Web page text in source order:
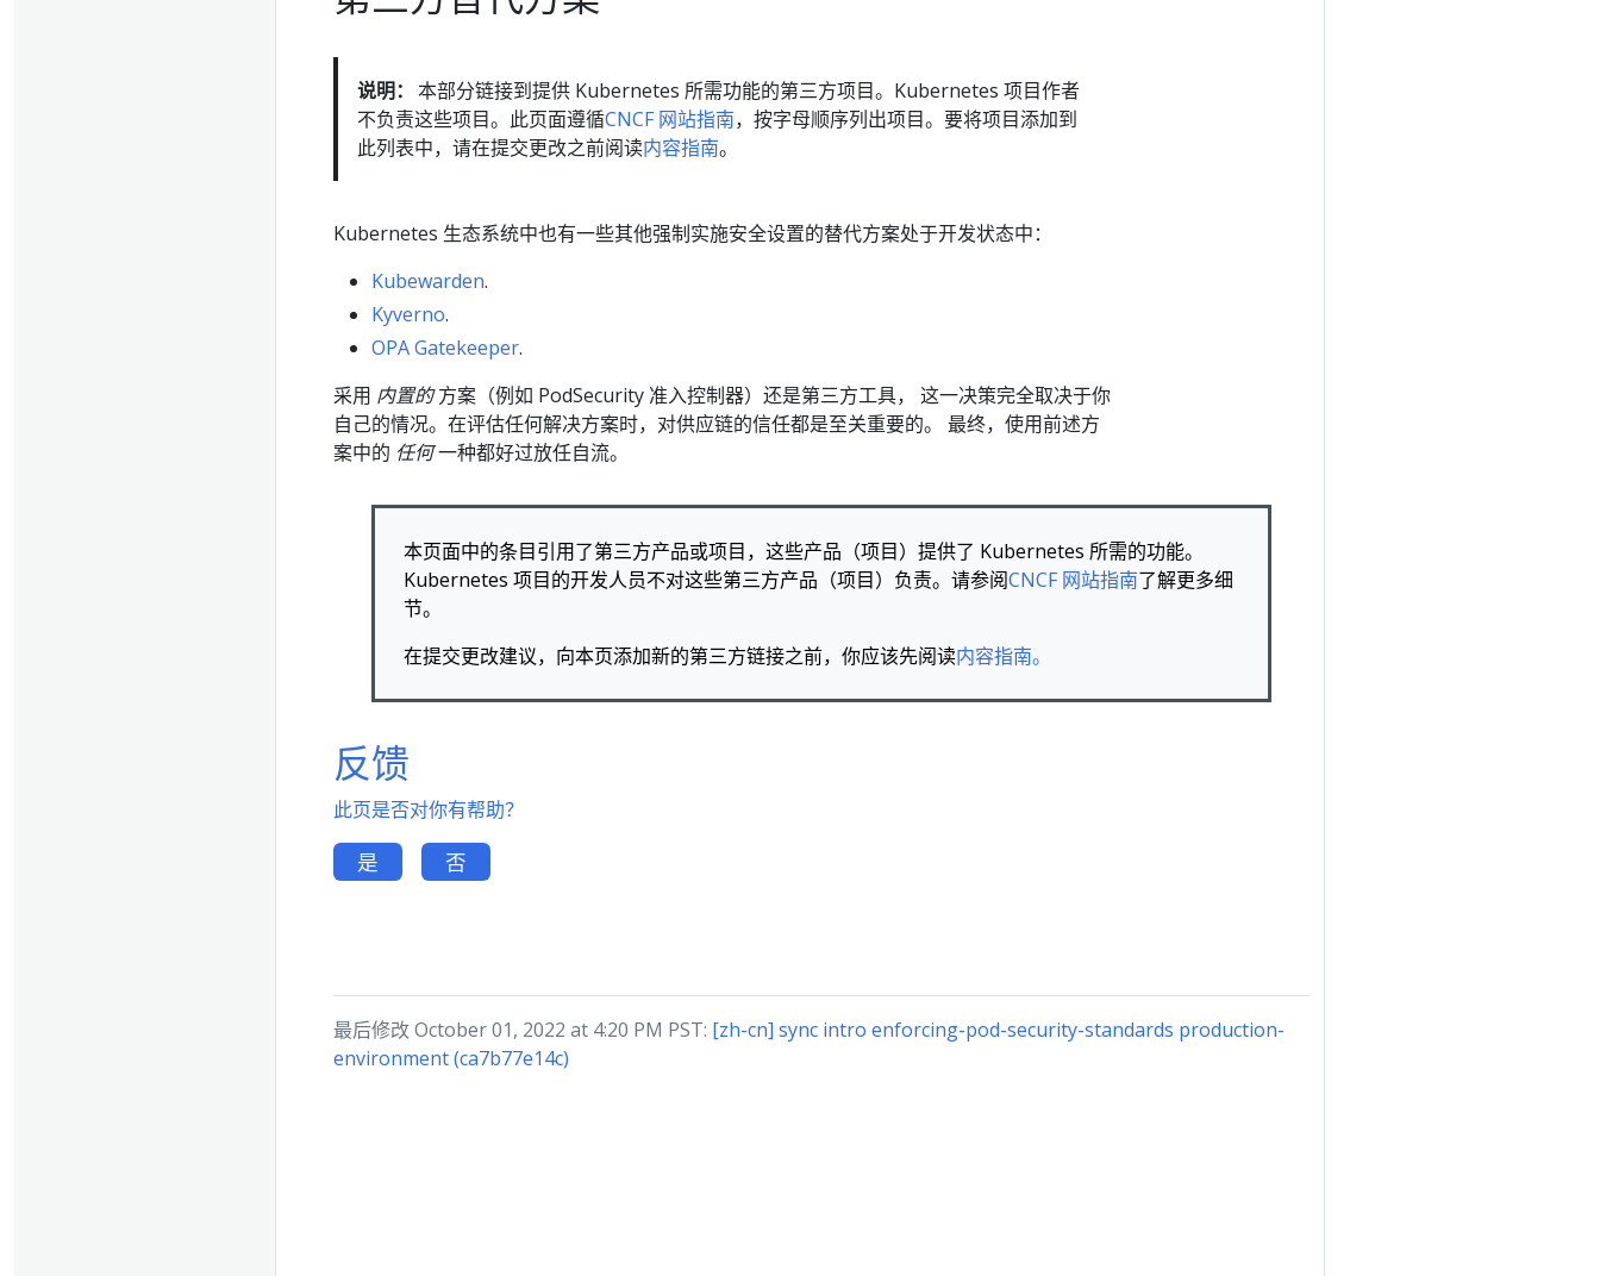
说明： 本部分链接到提供 Kubernetes 所需功能的第三方项目。Kubernetes 项目作者
不负责这些项目。此页面遵循CNCF 网站指南，按字母顺序列出项目。要将项目添加到
此列表中，请在提交更改之前阅读内容指南。
Kubernetes 生态系统中也有一些其他强制实施安全设置的替代方案处于开发状态中：
Kubewarden.
Kyverno.
OPA Gatekeeper.
采用 内置的方案（例如 PodSecurity 准入控制器）还是第三方工具， 这一决策完全取决于你
自己的情况。在评估任何解决方案时，对供应链的信任都是至关重要的。 最终，使用前述方
案中的 任何一种都好过放任自流。
本页面中的条目引用了第三方产品或项目，这些产品（项目）提供了 Kubernetes 所需的功能。
Kubernetes 项目的开发人员不对这些第三方产品（项目）负责。请参阅CNCF 网站指南了解更多细
节。
在提交更改建议，向本页添加新的第三方链接之前，你应该先阅读内容指南。
反馈
此页是否对你有帮助？
是 否
最后修改 October 01, 2022 at 4:20 PM PST: [zh-cn] sync intro enforcing-pod-security-standards production-
environment (ca7b77e14c)